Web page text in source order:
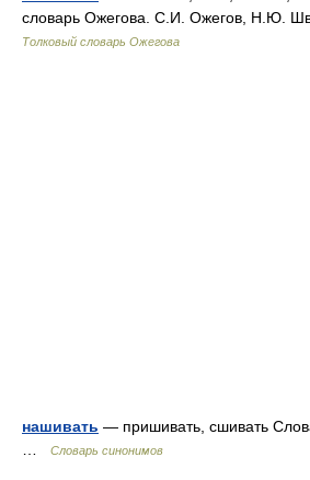
словарь Ожегова. С.И. Ожегов, Н.Ю.
Толковый словарь Ожегова
нашивать — пришивать, сшивать
Словарь синонимов